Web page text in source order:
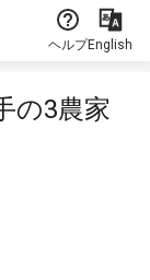
ヘルプEnglish
の3農家